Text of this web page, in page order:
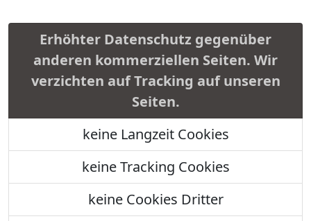
Erhöhter Datenschutz gegenüber
anderen kommerziellen Seiten. Wir
verzichten auf Tracking auf unseren
Seiten.
keine Langzeit Cookies
keine Tracking Cookies
keine Cookies Dritter